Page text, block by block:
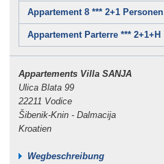
Appartement 8 *** 2+1 Personen
Appartement Parterre *** 2+1+H
Appartements Villa SANJA
Ulica Blata 99
22211 Vodice
Šibenik-Knin - Dalmacija
Kroatien
Wegbeschreibung